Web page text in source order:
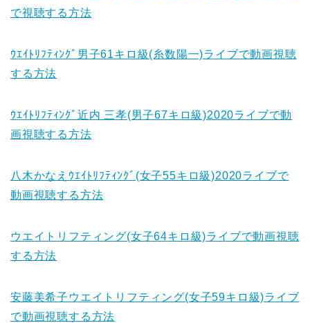
で視聴する方法
ｳｴｲﾄﾘﾌﾃｨﾝｸﾞ男子61キロ級(糸数陽一)ライブで動画視聴
する方法
ｳｴｲﾄﾘﾌﾃｨﾝｸﾞ近内 三孝(男子67キロ級)2020ライブで動
画視聴する方法
八木かなえｳｴｲﾄﾘﾌﾃｨﾝｸﾞ(女子55キロ級)2020ライブで
動画視聴する方法
ウエイトリフティング(女子64キロ級)ライブで動画視聴
する方法
安藤美希子ウエイトリフティング(女子59キロ級)ライブ
で動画視聴する方法